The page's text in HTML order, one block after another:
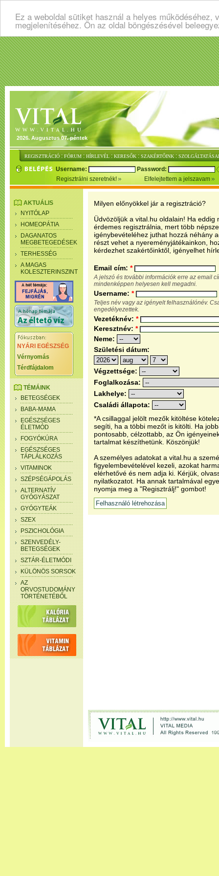
Ez a weboldal sütiket használ a helyes
megjelenítéséhez. Ön az oldal böngészésével
2026. Augusztus 07. péntek
REGISZTRÁCIÓ : FÓRUM : HÍRLEVÉL : KERESŐK : SZAKÉRTŐINK :
Username:
Password:
Regisztrálni szeretnék!
Elfelejtettem a jelszavam
AKTUÁLIS
NYITÓLAP
HOMEOPÁTIA
DAGANATOS
MEGBETEGEDÉSEK
TERHESSÉG
A MAGAS
KOLESZTERINSZINT
NYÁRI EGÉSZSÉG
Vérnyomás
Térdfájdalom
TÉMÁINK
BETEGSÉGEK
BABA-MAMA
EGÉSZSÉGES
ÉLETMÓD
FOGYÓKÚRA
EGÉSZSÉGES
TÁPLÁLKOZÁS
VITAMINOK
SZÉPSÉGÁPOLÁS
ALTERNATÍV
GYÓGYÁSZAT
GYÓGYTEÁK
SZEX
PSZICHOLÓGIA
SZENVEDÉLY-
BETEGSÉGEK
SZTÁR-ÉLETMÓDI
KÜLÖNÖS SORSOK
AZ
ORVOSTUDOMÁNY
TÖRTÉNETÉBŐL
Milyen előnyökkel jár a regisztráció?
Üdvözöljük a vital.hu oldalain! Ha eddig
érdemes regisztrálnia, mert több
igénybevételéhez juthat hozzá néhány
részt vehet a nyereményjátékainkon,
kérdezhet szakértőinktől, igényelhet
Email cím: *
A jelszó és további információk erre az email
mindenképpen helyesen kell megadni.
Username: *
Teljes név vagy az igényelt felhasználónév.
engedélyezettek.
Vezetéknév: *
Keresztnév: *
Neme:
Születési dátum:
Végzettsége:
Foglalkozása:
Lakhelye:
Családi állapota:
*A csillaggal jelölt mezők kitöltése
segíti, ha a többi mezőt is kitölti. Ha
pontosabb, célzottabb, az Ön
tartalmat készíthetünk. Köszönjük!
A személyes adatokat a vital.hu a
figyelembevételével kezeli, azokat
elérhetővé és nem adja ki. Kérjük,
nyilatkozatot. Ha annak tartalmával
nyomja meg a "Regisztrálj!" gombot!